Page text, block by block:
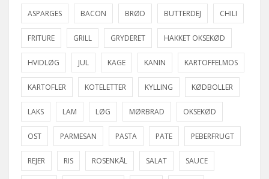
ASPARGES BACON BRØD BUTTERDEJ CHILI
FRITURE GRILL GRYDERET HAKKET OKSEKØD
HVIDLØG JUL KAGE KANIN KARTOFFELMOS
KARTOFLER KOTELETTER KYLLING KØDBOLLER
LAKS LAM LØG MØRBRAD OKSEKØD
OST PARMESAN PASTA PATE PEBERFRUGT
REJER RIS ROSENKÅL SALAT SAUCE